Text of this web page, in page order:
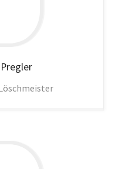
Pregler